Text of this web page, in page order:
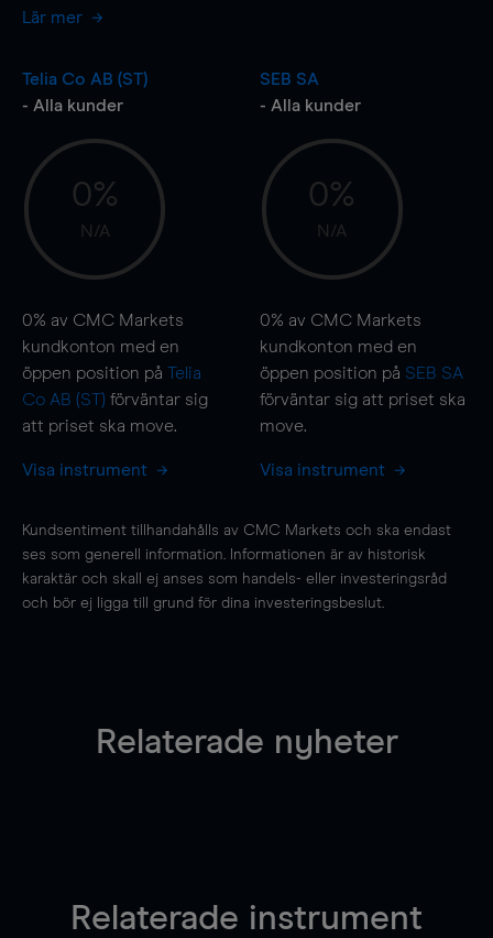
Lär mer
Telia Co AB (ST)
- Alla kunder
0%
N/A
0% av CMC Markets
kundkonton med en
öppen position på Telia
Co AB (ST) förväntar sig
att priset ska move.
Visa instrument
SEB SA
- Alla kunder
0%
N/A
0% av CMC Markets
kundkonton med en
öppen position på SEB SA
förväntar sig att priset ska
move.
Visa instrument
Kundsentiment tillhandahålls av CMC Markets och ska endast
ses som generell information. Informationen är av historisk
karaktär och skall ej anses som handels- eller investeringsråd
och bör ej ligga till grund för dina investeringsbeslut.
Relaterade nyheter
Relaterade instrument